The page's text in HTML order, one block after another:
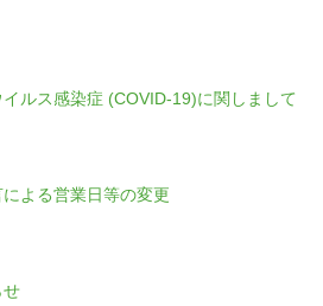
ルス感染症 (COVID-19)に関しまして
よる営業日等の変更
せ